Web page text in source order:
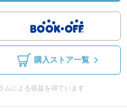
購入ストア一覧
ムによる収益を得ています